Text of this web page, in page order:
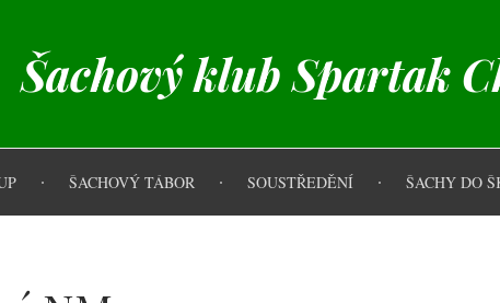
Šachový klub Spartak
ŠACHOVÝ TÁBOR SOUSTŘEDĚNÍ ŠACHY DO